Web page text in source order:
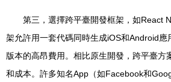
第三，選擇跨平臺開發框架，如React
架允許用一套代碼同時生成iOS和Android應
版本的高昂費用。相比原生開發，跨平臺方
和成本。許多知名App（如Facebook和